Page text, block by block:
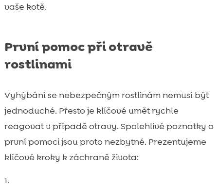
vaše kotě.
První pomoc při otravě
rostlinami
Vyhýbání se nebezpečným rostlinám nemusí být
jednoduché. Přesto je klíčové umět rychle
reagovat v případě otravy. Spolehlivé poznatky o
první pomoci jsou proto nezbytné. Prezentujeme
klíčové kroky k záchraně života: